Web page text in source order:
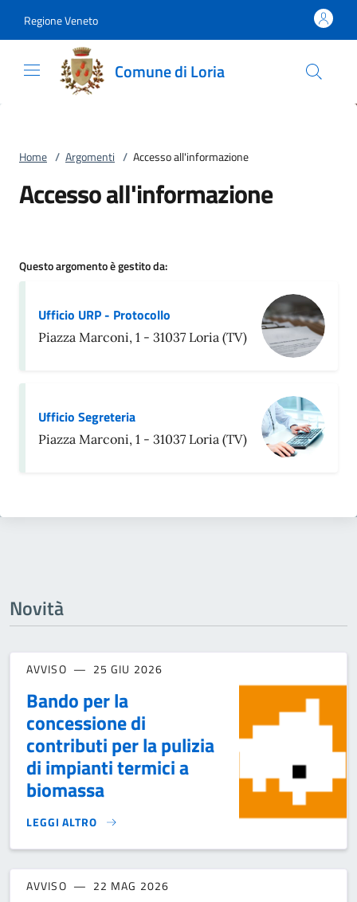
Regione Veneto
Comune di Loria
Home / Argomenti / Accesso all'informazione
Accesso all'informazione
Questo argomento è gestito da:
Ufficio URP - Protocollo
Piazza Marconi, 1 - 31037 Loria (TV)
Ufficio Segreteria
Piazza Marconi, 1 - 31037 Loria (TV)
Novità
AVVISO 25 GIU 2026
Bando per la
concessione di
contributi per la pulizia
di impianti termici a
biomassa
LEGGI ALTRO
BANDO PER LA CONCESSIONE DI CONTRIBUTI PER LA
AVVISO 22 MAG 2026